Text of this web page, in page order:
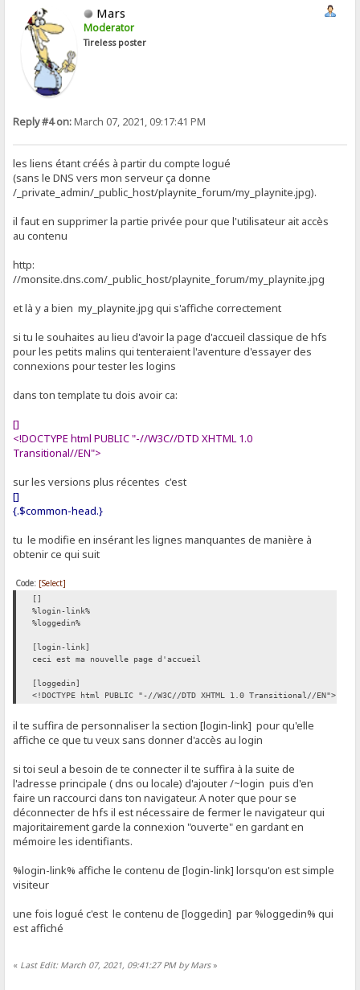
Mars
Moderator
Tireless poster
Reply #4 on:March 07, 2021, 09:17:41 PM
les liens étant créés à partir du compte logué
(sans le DNS vers mon serveur ça donne
/_private_admin/_public_host/playnite_forum/my_playnite.jpg).
il faut en supprimer la partie privée pour que l'utilisateur ait accès
au contenu
http:
//monsite.dns.com/_public_host/playnite_forum/my_playnite.jpg
et là y a bien my_playnite.jpg qui s'affiche correctement
si tu le souhaites au lieu d'avoir la page d'accueil classique de hfs
pour les petits malins qui tenteraient l'aventure d'essayer des
connexions pour tester les logins
dans ton template tu dois avoir ca:
[]
<!DOCTYPE html PUBLIC "-//W3C//DTD XHTML 1.0
Transitional//EN">
sur les versions plus récentes c'est
[]
{.$common-head.}
tu le modifie en insérant les lignes manquantes de manière à
obtenir ce qui suit
Code: [Select]
[]
%login-link%
%loggedin%
[login-link]
ceci est ma nouvelle page d'accueil
[loggedin]
<!DOCTYPE html PUBLIC "-//W3C//DTD XHTML 1.0 Transitional//EN">
il te suffira de personnaliser la section [login-link] pour qu'elle
affiche ce que tu veux sans donner d'accès au login
si toi seul a besoin de te connecter il te suffira à la suite de
l'adresse principale ( dns ou locale) d'ajouter /~login puis d'en
faire un raccourci dans ton navigateur. A noter que pour se
déconnecter de hfs il est nécessaire de fermer le navigateur qui
majoritairement garde la connexion "ouverte" en gardant en
mémoire les identifiants.
%login-link% affiche le contenu de [login-link] lorsqu'on est simple
visiteur
une fois logué c'est le contenu de [loggedin] par %loggedin% qui
est affiché
« Last Edit: March 07, 2021, 09:41:27 PM by Mars»